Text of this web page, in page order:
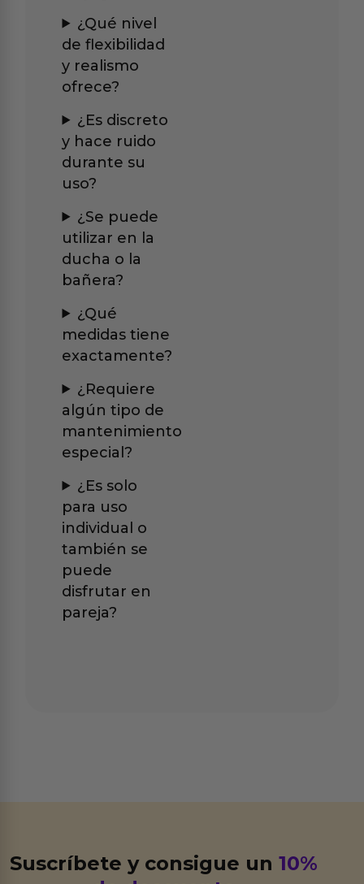
¿Qué nivel
de flexibilidad
y realismo
ofrece?
¿Es discreto
y hace ruido
durante su
uso?
¿Se puede
utilizar en la
ducha o la
bañera?
¿Qué
medidas tiene
exactamente?
¿Requiere
algún tipo de
mantenimiento
especial?
¿Es solo
para uso
individual o
también se
puede
disfrutar en
pareja?
Suscríbete y consigue un10%